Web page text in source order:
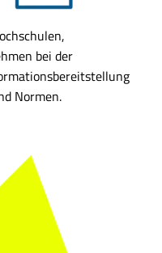
bei der
Normen.